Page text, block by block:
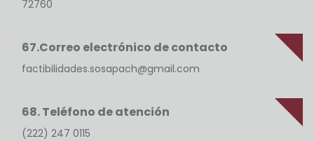
72760
67.Correo electrónico de contacto
factibilidades.sosapach@gmail.com
68. Teléfono de atención
(222) 247 0115